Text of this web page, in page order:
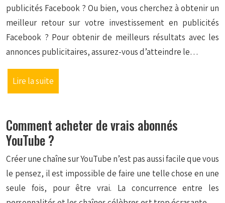
publicités Facebook ? Ou bien, vous cherchez à obtenir un
meilleur retour sur votre investissement en publicités
Facebook ? Pour obtenir de meilleurs résultats avec les
annonces publicitaires, assurez-vous d’atteindre le…
Lire la suite
Comment acheter de vrais abonnés
YouTube ?
Créer une chaîne sur YouTube n’est pas aussi facile que vous
le pensez, il est impossible de faire une telle chose en une
seule fois, pour être vrai. La concurrence entre les